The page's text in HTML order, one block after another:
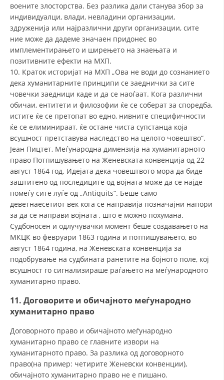
воените злосторства. Без разлика дали станува збор за
индивидуалци, влади, невладини организации,
здруженија или најразлични други организации, сите
ние може да дадеме значаен придонес во
имплементирањето и ширењето на знаењата и
позитивните ефекти на МХП.
10. Краток историјат на МХП „Ова не води до сознанието
дека хуманитарните принципи се заеднички за сите
човечки заедници каде и да се наоѓаат. Кога различни
обичаи, ентитети и филозофии ќе се соберат за споредба,
истите ќе се претопат во едно, нивните специфичности
ќе се елиминираат, ќе остане чиста супстанца која
всушност претставува наследство на целото човештво“.
Јеан Пицтет, Меѓународна димензија на хуманитарното
право Потпишувањето на Женевската конвенција од 22
август 1864 год. Идејата дека човештвото мора да биде
заштитено од последиците од војната може да се најде
помеѓу сите луѓе од „Antiquits“. Беше само
деветнаесетиот век кога се направија позначајни напори
за да се направи војната , што е можно похумана.
Судбоносен и одлучувачки момент беше создавањето на
МКЦК во февруари 1863 година и потпишувањето, во
август 1864 година, на Женевската конвенција за
подобрување на судбината ранетите на бојното поле, кој
всушност го сигнализираше раѓањето на меѓународното
хуманитарно право.
11. Договорите и обичајното меѓународно
хуманитарно право
Договорното право и обичајното меѓународно
хуманитарно право се главните извори на
хуманитарното право. За разлика од договорното
право(на пример: четирите Женевски конвенции),
обичајното хуманитарно право не е пишано.